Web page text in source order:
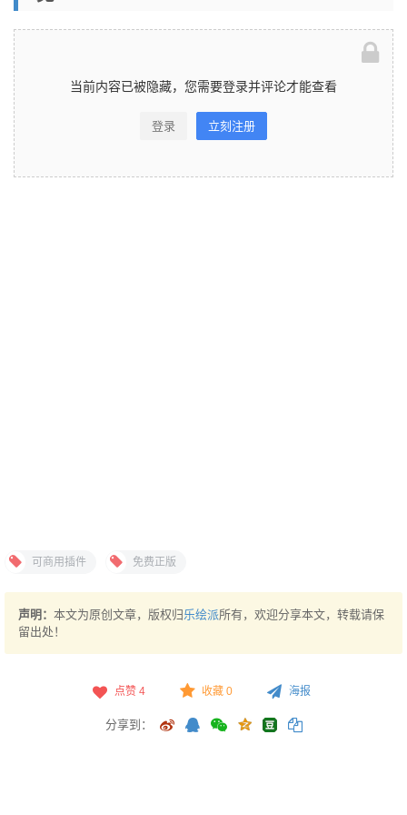
当前内容已被隐藏，您需要登录并评论才能查看
登录 立刻注册
可商用插件 免费正版
声明： 本文为原创文章，版权归 乐绘派所有，欢迎分享本文，转载请保
留出处！
点赞 4 收藏 0 海报
分享到：